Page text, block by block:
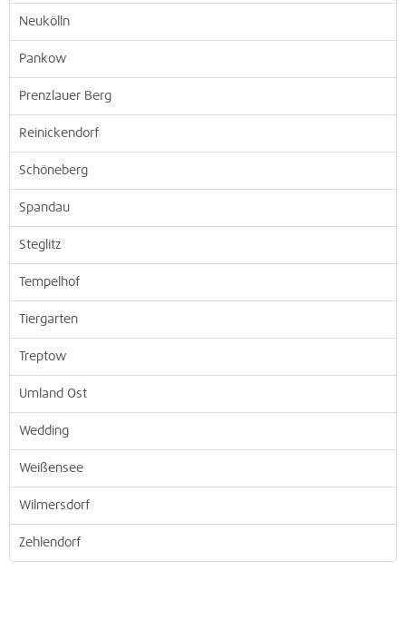
Neukölln
Pankow
Prenzlauer Berg
Reinickendorf
Schöneberg
Spandau
Steglitz
Tempelhof
Tiergarten
Treptow
Umland Ost
Wedding
Weißensee
Wilmersdorf
Zehlendorf